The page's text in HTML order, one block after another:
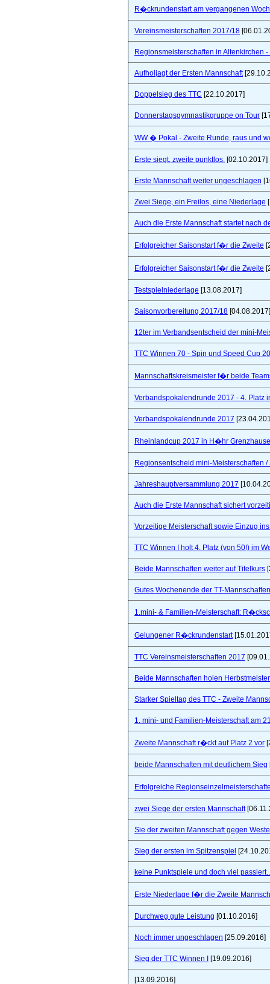
R�ckrundenstart am vergangenen
Vereinsmeisterschaften 2017/18
Regionsmeisterschaften in Altenkirchen
Aufholjagt der Ersten Mannschaft
Doppelsieg des TTC [22.10.2017]
Donnerstagsgymnastikgruppe on Tour
WW � Pokal - Zweite Runde, raus und
Erste siegt, zweite punktlos. [02.10.2017]
Erste Mannschaft weiter ungeschlagen
Zwei Siege, ein Freilos, eine Niederlage
Auch die Erste Mannschaft startet nach
Erfolgreicher Saisonstart f�r die Zweite
Erfolgreicher Saisonstart f�r die Zweite
Testspielniederlage [13.08.2017]
Saisonvorbereitung 2017/18 [04.08.2017]
12ter im Verbandsentscheid der mini-
TTC Winnen 70 - Spin und Speed Cup
Mannschaftskreismeister f�r beide
Verbandspokalendrunde 2017 - 4. Platz
Verbandspokalendrunde 2017
Rheinlandcup 2017 in H�hr
Regionsentscheid mini-Meisterschaften
Jahreshauptversammlung 2017
Auch die Erste Mannschaft sichert
Vorzeitige Meisterschaft sowie Einzug
TTC Winnen I holt 4. Platz (von 50!) im
Beide Mannschaften weiter auf Titelkurs
Gutes Wochenende der TT-
1.mini- & Familien-Meisterschaft:
Gelungener R�ckrundenstart
TTC Vereinsmeisterschaften 2017
Beide Mannschaften holen
Starker Spieltag des TTC - Zweite
1. mini- und Familien-Meisterschaft am
Zweite Mannschaft r�ckt auf Platz 2 vor
beide Mannschaften mit deutlichem Sieg
Erfolgreiche
zwei Siege der ersten Mannschaft
Sie der zweiten Mannschaft gegen
Sieg der ersten im Spitzenspiel
keine Punktspiele und doch viel
Erste Niederlage f�r die Zweite
Durchweg gute Leistung [01.10.2016]
Noch immer ungeschlagen [25.09.2016]
Sieg der TTC Winnen I [19.09.2016]
[13.09.2016]